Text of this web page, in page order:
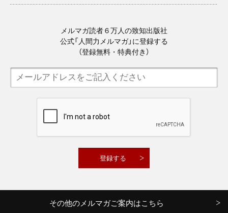
メルマガ読者６万人の致知出版社
公式「人間力メルマガ」に登録する
（登録無料・特典付き）
その他のメルマガご案内はこちら